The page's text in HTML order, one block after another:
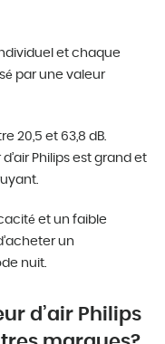
et chaque
par une valeur
20,5 et 63,8 dB.
Philips est grand et
et un faible
un
nuit.
d’air Philips